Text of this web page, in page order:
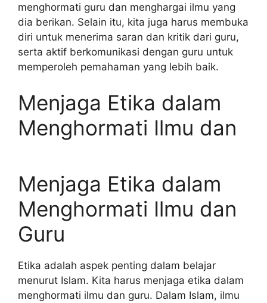
menghormati guru dan menghargai ilmu yang
dia berikan. Selain itu, kita juga harus membuka
diri untuk menerima saran dan kritik dari guru,
serta aktif berkomunikasi dengan guru untuk
memperoleh pemahaman yang lebih baik.
Menjaga Etika dalam
Menghormati Ilmu dan
Menjaga Etika dalam
Menghormati Ilmu dan
Guru
Etika adalah aspek penting dalam belajar
menurut Islam. Kita harus menjaga etika dalam
menghormati ilmu dan guru. Dalam Islam, ilmu